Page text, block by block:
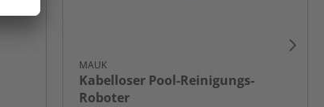
MAUK
Kabelloser Pool-Reinigungs-
Roboter